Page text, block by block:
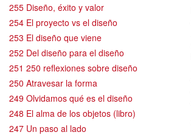
255 Diseño, éxito y valor
254 El proyecto vs el diseño
253 El diseño que viene
252 Del diseño para el diseño
251 250 reflexiones sobre diseño
250 Atravesar la forma
249 Olvidamos qué es el diseño
248 El alma de los objetos (libro)
247 Un paso al lado